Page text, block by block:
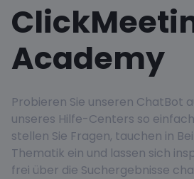
Academy
Probieren Sie unseren ChatBot
unseres Hilfe-Centers so
stellen Sie Fragen, tauchen in
Thematik ein und lassen sich
frei über die Suchergebnisse